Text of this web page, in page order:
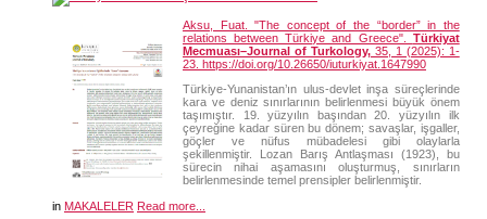
Aksu, Fuat. "The concept of the “border” in the
relations between Türkiye and Greece". Türkiyat
Mecmuası–Journal of Turkology,35, 1 (2025): 1-
23. https://doi.org/10.26650/iuturkiyat.1647990
Türkiye-Yunanistan’ın ulus-devlet inşa süreçlerinde
kara ve deniz sınırlarının belirlenmesi büyük önem
taşımıştır. 19. yüzyılın başından 20. yüzyılın ilk
çeyreğine kadar süren bu dönem; savaşlar, işgaller,
göçler ve nüfus mübadelesi gibi olaylarla
şekillenmiştir. Lozan Barış Antlaşması (1923), bu
sürecin nihai aşamasını oluşturmuş, sınırların
belirlenmesinde temel prensipler belirlenmiştir.
in MAKALELER Read more...